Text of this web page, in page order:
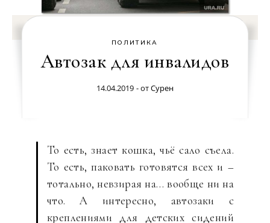
ПОЛИТИКА
Автозак для инвалидов
14.04.2019 - отСурен
То есть, знает кошка, чьё сало съела.
То есть, паковать готовятся всех и –
тотально, невзирая на… вообще ни на
что. А интересно, автозаки с
креплениями для детских сидений